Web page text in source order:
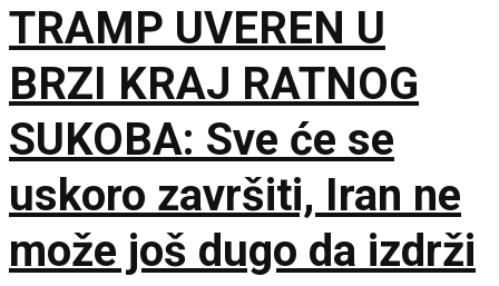
TRAMP UVEREN U
BRZI KRAJ RATNOG
SUKOBA: Sve će se
uskoro završiti, Iran ne
može još dugo da izdrži